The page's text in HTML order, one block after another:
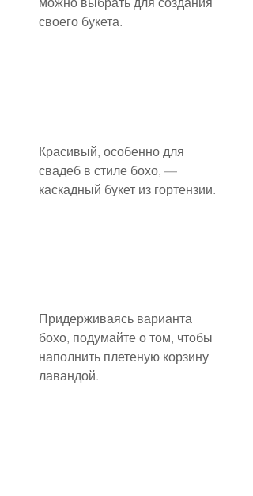
своего букета.
Красивый, особенно для
свадеб в стиле бохо, —
каскадный букет из гортензии.
Придерживаясь варианта
бохо, подумайте о том, чтобы
наполнить плетеную корзину
лавандой.